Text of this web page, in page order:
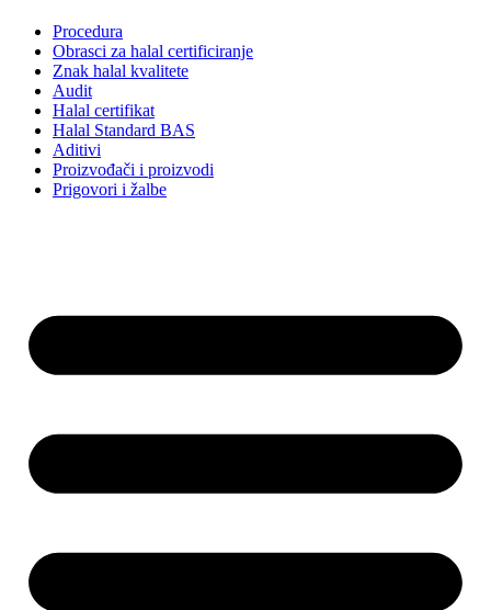
Procedura
Obrasci za halal certificiranje
Znak halal kvalitete
Audit
Halal certifikat
Halal Standard BAS
Aditivi
Proizvođači i proizvodi
Prigovori i žalbe